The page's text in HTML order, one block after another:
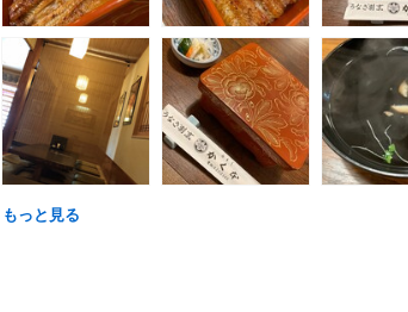
もっと見る